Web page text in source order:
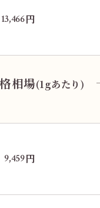
13,466円
相場(1gあたり)
9,459円